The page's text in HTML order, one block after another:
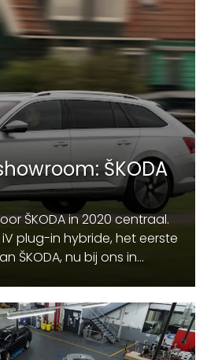
ŠKODA
ŠKODA in 2020 centraal.
iV plug-in hybride, het eerste
ŠKODA, nu bij ons in...